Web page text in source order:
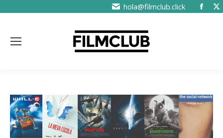
hola@filmclub.click